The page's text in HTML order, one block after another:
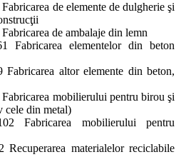
de elemente de dulgherie şi
de ambalaje din lemn
Fabricarea elementelor din beton
altor elemente din beton,
mobilierului pentru birou şi
cele din metal)
Fabricarea mobilierului pentru
materialelor reciclabile